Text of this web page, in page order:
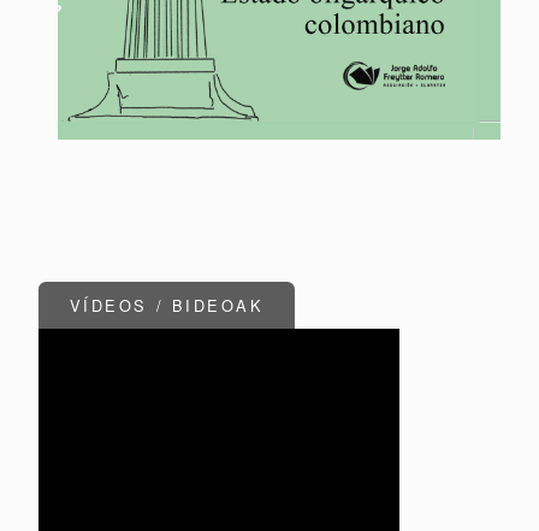
VÍDEOS / BIDEOAK